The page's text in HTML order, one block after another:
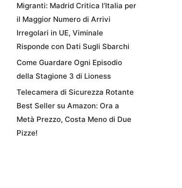
Migranti: Madrid Critica l’Italia per
il Maggior Numero di Arrivi
Irregolari in UE, Viminale
Risponde con Dati Sugli Sbarchi
Come Guardare Ogni Episodio
della Stagione 3 di Lioness
Telecamera di Sicurezza Rotante
Best Seller su Amazon: Ora a
Metà Prezzo, Costa Meno di Due
Pizze!